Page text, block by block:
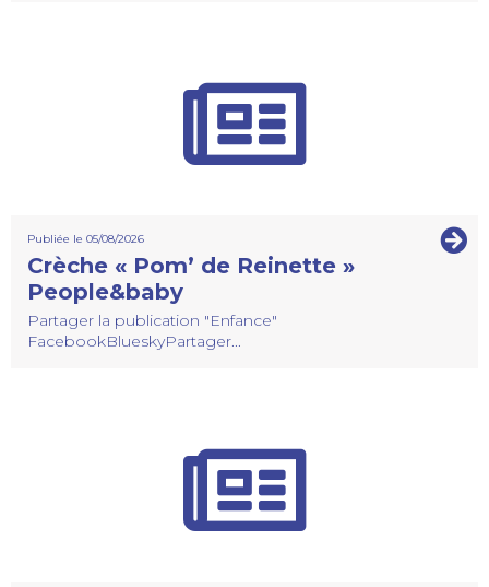
Publiée le 05/08/2026
Crèche « Pom’ de Reinette »
People&baby
Partager la publication "Enfance"
FacebookBlueskyPartager...